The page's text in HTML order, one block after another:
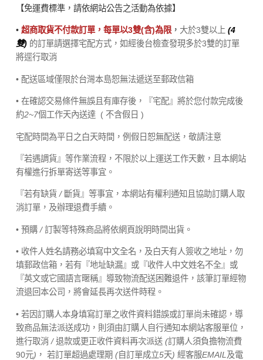
【免運費標準，請依網站公告之活動為依據】
• 超商取貨不付款訂單，每單以3雙(含)為限， 大於3雙以上 (4
雙) 的訂單請選擇宅配方式，如經後台檢查發現多於3雙的訂單
將逕行取消
• 配送區域僅限於台灣本島恕無法遞送至郵政信箱
• 在確認交易條件無誤且有庫存後，『宅配』將於您付款完成後
約2~7個工作天內送達 ( 不含假日 )
宅配時間為平日之白天時間，例假日恕無配送，敬請注意
『若遇調貨』等作業流程，不限於以上運送工作天數，且本網站
有權進行拆單寄送等事宜。
『若有缺貨/ 斷貨』等事宜，本網站有權利通知且協助訂購人取
消訂單，及辦理退費手續。
• 預購/訂製等特殊商品將依網頁說明時間出貨。
• 收件人姓名請務必填寫中文全名，及白天有人簽收之地址，勿
填郵政信箱，若有『地址缺漏』或『收件人中文姓名不全』或
『英文或它國語言暱稱』導致物流配送困難退件，該筆訂單經物
流退回本公司，將會延長再次送件時程。
• 若因訂購人本身填寫訂單之收件資料錯誤或訂單尚未確認，導
致商品無法派送成功，則須由訂購人自行通知本網站客服單位，
進行取消 /退款或更正收件資料再次派送(訂購人須負擔物流費
90元) ， 若訂單超過處理期 (自訂單成立5天) 經客服EMAIL 及電